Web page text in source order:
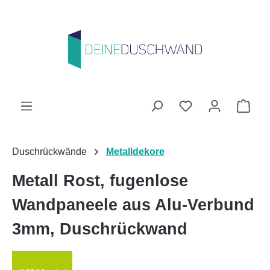
Du hast 0
Duschrückwände Metalldekore
Metall Rost, fugenlose
Wandpaneele aus Alu-Verbund
3mm, Duschrückwand